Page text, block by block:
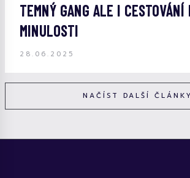
TEMNÝ GANG ALE I CESTOVÁNÍ
MINULOSTI
28.06.2025
NAČÍST DALŠÍ ČLÁNKY